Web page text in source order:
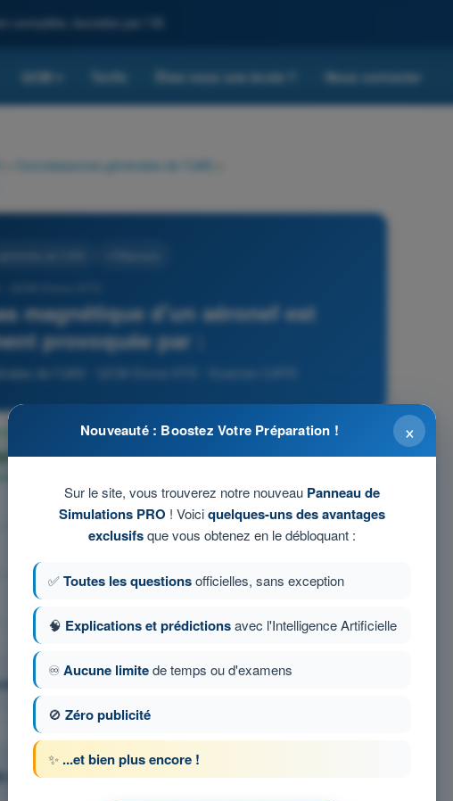
complète, boostée par l'IA
QCM Tarifs Êtes-vous une école ? Nous contacter
Connaissances générales de l’UAS
magnétique d'un aéronef est
provoquée par :
de l’UAS - QCM Drone STS - Examen CATS
propres à l'aéronef.
133 sur 169
QCM Drone STS - Examen CATS
×
Nouveauté : Boostez Votre Préparation !
Sur le site, vous trouverez notre nouveau Panneau de
Simulations PRO ! Voiciquelques-uns des avantages
exclusifsque vous obtenez en le débloquant :
✅Toutes les questionsofficielles, sans exception
🧠 Explications et prédictionsavec l'Intelligence Artificielle
♾️Aucune limitede temps ou d'examens
🚫 Zéro publicité
✨ ...et bien plus encore !